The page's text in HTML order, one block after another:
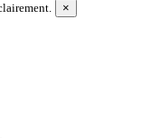
×